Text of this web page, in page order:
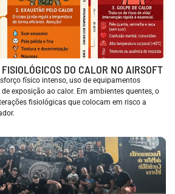
DO CALOR NO AIRSOFT
físico intenso, uso de equipamentos
exposição ao calor. Em ambientes quentes, o
fisiológicas que colocam em risco a